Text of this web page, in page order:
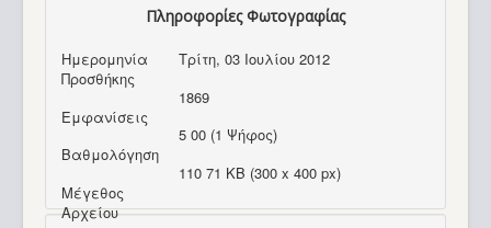
Πληροφορίες Φωτογραφίας
Ημερομηνία
Προσθήκης
Τρίτη, 03 Ιουλίου 2012
Εμφανίσεις
1869
Βαθμολόγηση
5 00 (1 Ψήφος)
Μέγεθος
Αρχείου
110 71 KB (300 x 400 px)